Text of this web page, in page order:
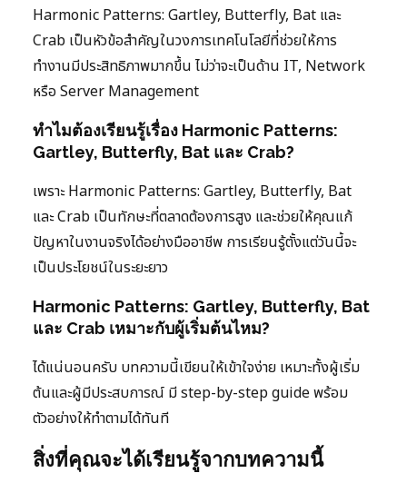
Harmonic Patterns: Gartley, Butterfly, Bat และ
Crab เป็นหัวข้อสำคัญในวงการเทคโนโลยีที่ช่วยให้การ
ทำงานมีประสิทธิภาพมากขึ้น ไม่ว่าจะเป็นด้าน IT, Network
หรือ Server Management
ทำไมต้องเรียนรู้เรื่อง Harmonic Patterns:
Gartley, Butterfly, Bat และ Crab?
เพราะ Harmonic Patterns: Gartley, Butterfly, Bat
และ Crab เป็นทักษะที่ตลาดต้องการสูง และช่วยให้คุณแก้
ปัญหาในงานจริงได้อย่างมืออาชีพ การเรียนรู้ตั้งแต่วันนี้จะ
เป็นประโยชน์ในระยะยาว
Harmonic Patterns: Gartley, Butterfly, Bat
และ Crab เหมาะกับผู้เริ่มต้นไหม?
ได้แน่นอนครับ บทความนี้เขียนให้เข้าใจง่าย เหมาะทั้งผู้เริ่ม
ต้นและผู้มีประสบการณ์ มี step-by-step guide พร้อม
ตัวอย่างให้ทำตามได้ทันที
สิ่งที่คุณจะได้เรียนรู้จากบทความนี้